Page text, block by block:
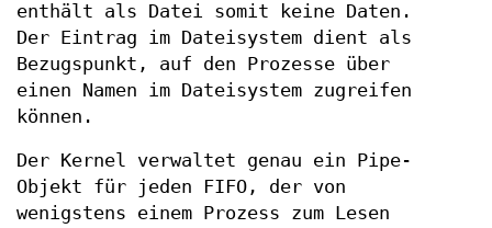
enthält als Datei somit keine Daten.
Der Eintrag im Dateisystem dient als
Bezugspunkt, auf den Prozesse über
einen Namen im Dateisystem zugreifen
können.
Der Kernel verwaltet genau ein Pipe-
Objekt für jeden FIFO, der von
wenigstens einem Prozess zum Lesen